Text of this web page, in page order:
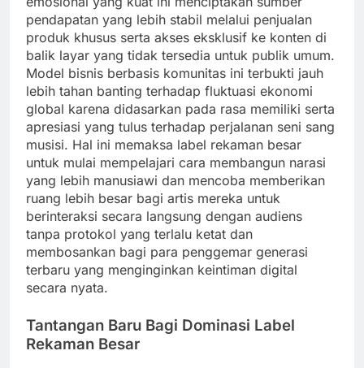
pendapatan yang lebih stabil melalui penjualan
produk khusus serta akses eksklusif ke konten di
balik layar yang tidak tersedia untuk publik umum.
Model bisnis berbasis komunitas ini terbukti jauh
lebih tahan banting terhadap fluktuasi ekonomi
global karena didasarkan pada rasa memiliki serta
apresiasi yang tulus terhadap perjalanan seni sang
musisi. Hal ini memaksa label rekaman besar
untuk mulai mempelajari cara membangun narasi
yang lebih manusiawi dan mencoba memberikan
ruang lebih besar bagi artis mereka untuk
berinteraksi secara langsung dengan audiens
tanpa protokol yang terlalu ketat dan
membosankan bagi para penggemar generasi
terbaru yang menginginkan keintiman digital
secara nyata.
Tantangan Baru Bagi Dominasi Label
Rekaman Besar